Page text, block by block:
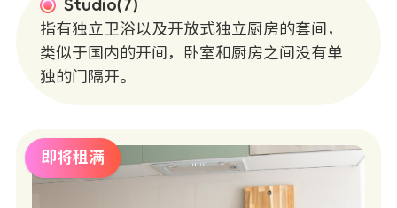
Studio(7)
指有独立卫浴以及开放式独立厨房的套间，
类似于国内的开间，卧室和厨房之间没有单
独的门隔开。
即将租满